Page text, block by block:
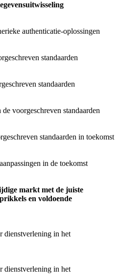
authenticatie-oplossingen
standaarden
standaarden
voorgeschreven standaarden
standaarden in toekomst
in de toekomst
markt met de juiste
en voldoende
dienstverlening in het
dienstverlening in het